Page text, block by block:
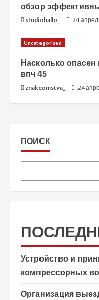
обзор
studiohallo_ 24
Uncategorised
Насколько
впч 45
znakcomstva_ 24
ПОИСК
Устройство и
компрессорных
Организация